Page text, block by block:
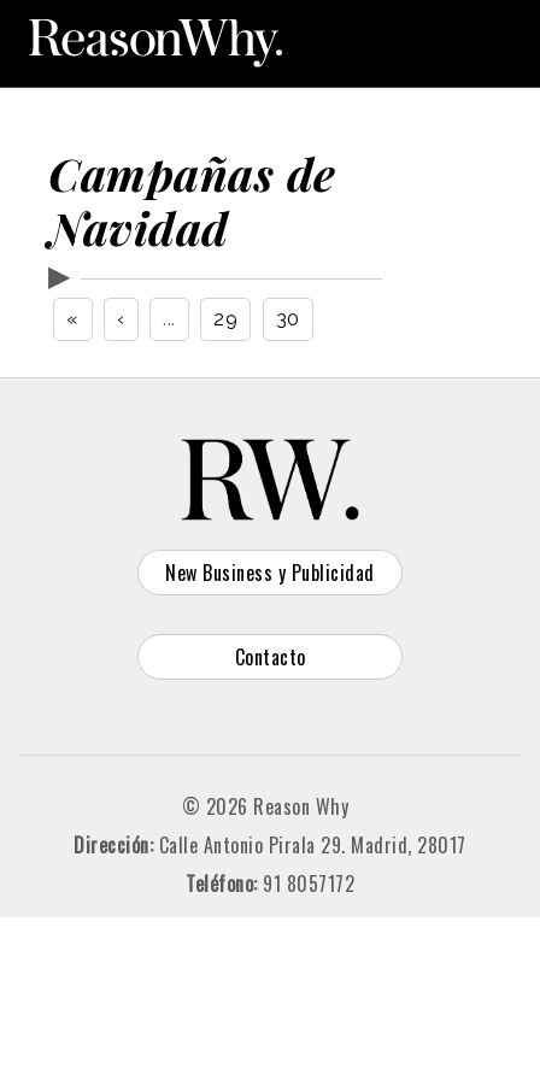
Campañas de
Navidad
▶
« ‹ ... 29 30
New Business y Publicidad
Contacto
© 2026 Reason Why
Dirección: Calle Antonio Pirala 29. Madrid, 28017
Teléfono: 91 8057172